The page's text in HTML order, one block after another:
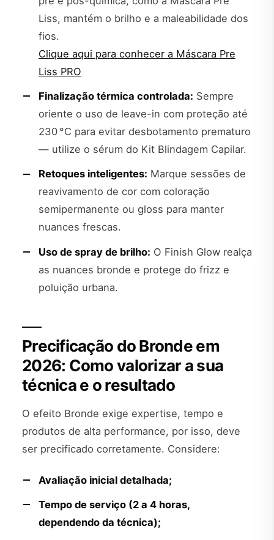
Liss, mantém o brilho e a maleabilidade dos
fios.
Clique aqui para conhecer a Máscara Pre
Liss PRO
Finalização térmica controlada: Sempre
oriente o uso de leave-in com proteção até
230 °C para evitar desbotamento prematuro
— utilize o sérum do Kit Blindagem Capilar.
Retoques inteligentes: Marque sessões de
reavivamento de cor com coloração
semipermanente ou gloss para manter
nuances frescas.
Uso de spray de brilho: O Finish Glow realça
as nuances bronde e protege do frizz e
poluição urbana.
Precificação do Bronde em
2026: Como valorizar a sua
técnica e o resultado
O efeito Bronde exige expertise, tempo e
produtos de alta performance, por isso, deve
ser precificado corretamente. Considere:
Avaliação inicial detalhada;
Tempo de serviço (2 a 4 horas,
dependendo da técnica);